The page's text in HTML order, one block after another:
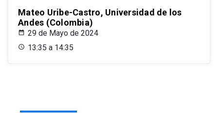
Mateo Uribe-Castro, Universidad de los
Andes (Colombia)
29 de Mayo de 2024
13:35 a 14:35